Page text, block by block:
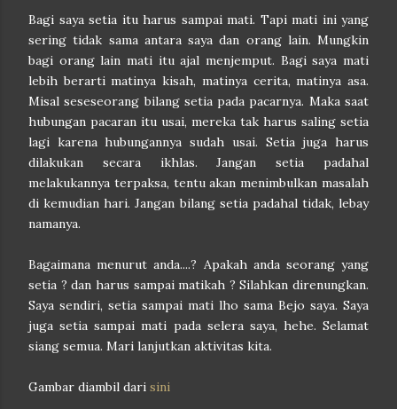
Bagi saya setia itu harus sampai mati. Tapi mati ini yang
sering tidak sama antara saya dan orang lain. Mungkin
bagi orang lain mati itu ajal menjemput. Bagi saya mati
lebih berarti matinya kisah, matinya cerita, matinya asa.
Misal seseseorang bilang setia pada pacarnya. Maka saat
hubungan pacaran itu usai, mereka tak harus saling setia
lagi karena hubungannya sudah usai. Setia juga harus
dilakukan secara ikhlas. Jangan setia padahal
melakukannya terpaksa, tentu akan menimbulkan masalah
di kemudian hari. Jangan bilang setia padahal tidak, lebay
namanya.
Bagaimana menurut anda....? Apakah anda seorang yang
setia ? dan harus sampai matikah ? Silahkan direnungkan.
Saya sendiri, setia sampai mati lho sama Bejo saya. Saya
juga setia sampai mati pada selera saya, hehe. Selamat
siang semua. Mari lanjutkan aktivitas kita.
Gambar diambil dari sini